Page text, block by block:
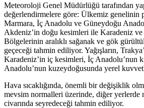
Meteoroloji Genel Müdürlüğü tarafından
değerlendirmelere göre: Ülkemiz genelinin
Marmara, İç Anadolu ve Güneydoğu
Akdeniz’in doğu kesimleri ile Karadeniz
Bölgelerinin aralıklı sağanak ve gök
geçeceği tahmin ediliyor. Yağışların,
Karadeniz’in iç kesimleri, İç Anadolu’nun
Anadolu’nun kuzeydoğusunda yerel
Hava sıcaklığında, önemli bir değişiklik
mevsim normalleri üzerinde, diğer yerlerde
civarında seyredeceği tahmin ediliyor.